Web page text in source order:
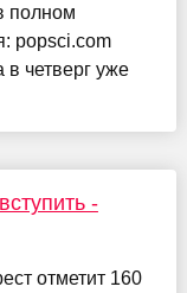
полном
popsci.com
четверг уже
-
отметит 160